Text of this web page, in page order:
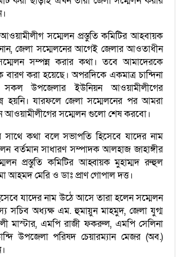
আওয়ামীলীগ সম্মেলন প্রস্তুতি কমিটির আহবায়ক
জেলা সম্মেলনের আগেই জেলার আওতাধীন
সম্পন্ন করার কথা। তবে আমাদেরকে
বারণ করা হয়েছে। অপরদিকে একমাত্র চান্দিনা
উপজেলার ইউনিয়ন আওয়ামীলীগের
হয়নি। যারফলে জেলা সম্মেলনের পর আমরা
আওয়ামীলীগের সম্মেলন গুলো শেষ করবো।
সাথে কথা বলে সভাপতি হিসেবে যাদের নাম
বর্তমান সাধারণ সম্পাদক আলহাজ জাহাঙ্গীর
প্রস্তুতি কমিটির আহ্বায়ক মুহাম্মদ রুহুল
আহমদ মেরি ও ডাঃ প্রাণ গোপাল দত্ত।
যাদের নাম উঠে আসে তারা হলেন সম্মেলন
সচিব অধ্যক্ষ এম. হুমায়ুন মাহমুদ, জেলা যুগ্ম
মাস্টার, এমপি রাজী ফকরুল, এমপি সেলিনা
উপজেলা পরিষদ চেয়ারম্যান মেজর (অব.)